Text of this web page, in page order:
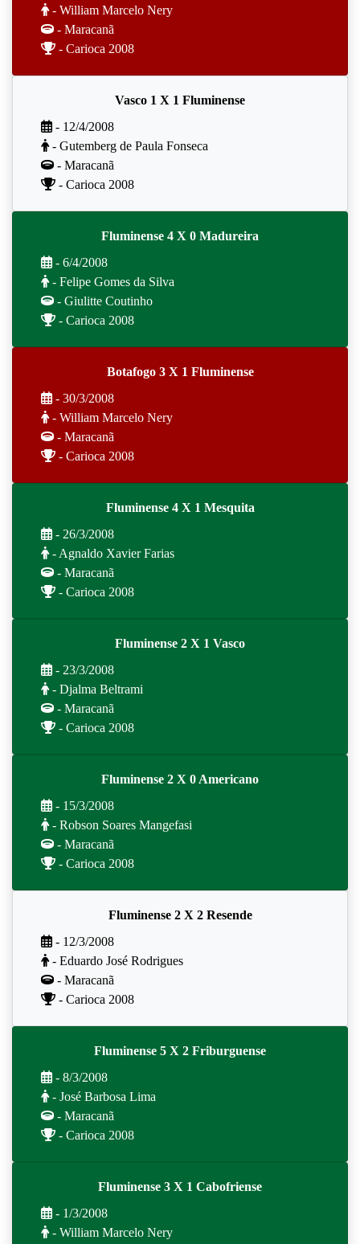
- William Marcelo Nery
- Maracanã
- Carioca 2008
Vasco 1 X 1 Fluminense
- 12/4/2008
- Gutemberg de Paula Fonseca
- Maracanã
- Carioca 2008
Fluminense 4 X 0 Madureira
- 6/4/2008
- Felipe Gomes da Silva
- Giulitte Coutinho
- Carioca 2008
Botafogo 3 X 1 Fluminense
- 30/3/2008
- William Marcelo Nery
- Maracanã
- Carioca 2008
Fluminense 4 X 1 Mesquita
- 26/3/2008
- Agnaldo Xavier Farias
- Maracanã
- Carioca 2008
Fluminense 2 X 1 Vasco
- 23/3/2008
- Djalma Beltrami
- Maracanã
- Carioca 2008
Fluminense 2 X 0 Americano
- 15/3/2008
- Robson Soares Mangefasi
- Maracanã
- Carioca 2008
Fluminense 2 X 2 Resende
- 12/3/2008
- Eduardo José Rodrigues
- Maracanã
- Carioca 2008
Fluminense 5 X 2 Friburguense
- 8/3/2008
- José Barbosa Lima
- Maracanã
- Carioca 2008
Fluminense 3 X 1 Cabofriense
- 1/3/2008
- William Marcelo Nery